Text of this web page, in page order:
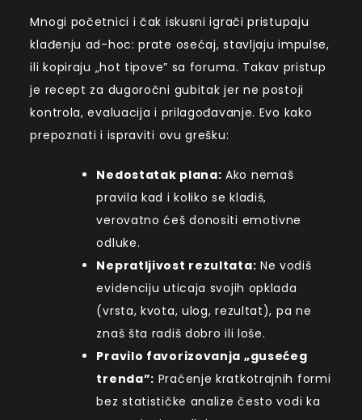
Mnogi početnici i čak iskusni igrači pristupaju
klađenju ad-hoc: prate osećaj, stavljaju impulse,
ili kopiraju „hot tipove” sa foruma. Takav pristup
je recept za dugoročni gubitak jer ne postoji
kontrola, evaluacija i prilagođavanje. Evo kako
prepoznati i ispraviti ovu grešku:
Nedostatak plana: Ako nemaš
pravila kad i koliko se kladiš,
verovatno ćeš donositi emotivne
odluke.
Nepratljivost rezultata: Ne vodiš
evidenciju uticaja svojih opklada
(vrsta, kvota, ulog, rezultat), pa ne
znaš šta radiš dobro ili loše.
Pravilo favorizovanja „gusećeg
trenda”: Praćenje kratkotrajnih formi
bez statističke analize često vodi ka